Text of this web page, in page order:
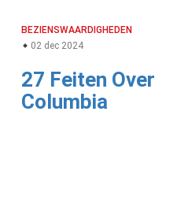
BEZIENSWAARDIGHEDEN
02 dec 2024
27 Feiten Over
Columbia